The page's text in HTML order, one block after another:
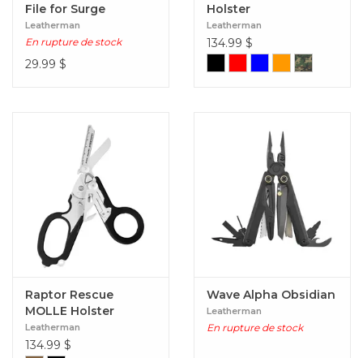
File for Surge
Leatherman
En rupture de stock
29.99 $
Holster
Leatherman
134.99 $
Raptor Rescue
MOLLE Holster
Leatherman
134.99 $
Wave Alpha Obsidian
Leatherman
En rupture de stock